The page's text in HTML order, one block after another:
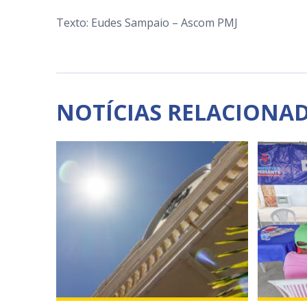
Texto: Eudes Sampaio – Ascom PMJ
NOTÍCIAS